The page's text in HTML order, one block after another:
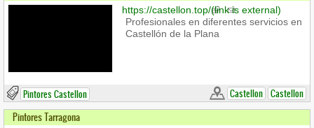
https://castellon.top/(link is external)
Profesionales en diferentes servicios en
Castellón de la Plana
Castellon Castellon
Pintores Castellon
Pintores Tarragona